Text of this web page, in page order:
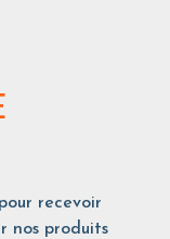
recevoir
nos produits